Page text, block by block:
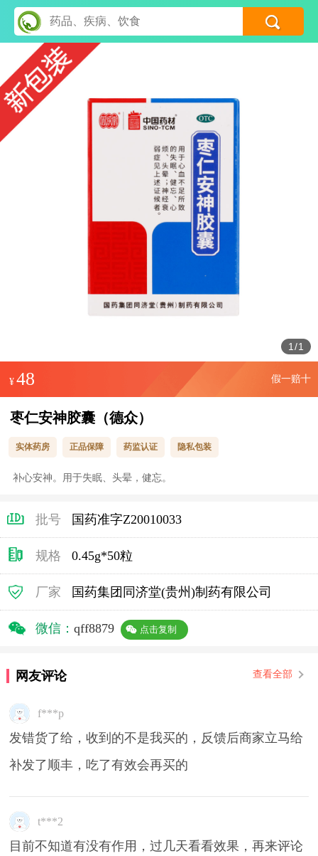
1 /1
¥ 48 假一赔十
枣仁安神胶囊（德众）
实体药房 正品保障 药监认证 隐私包装
补心安神。用于失眠、头晕，健忘。
批号 国药准字Z20010033
规格 0.45g*50粒
厂家 国药集团同济堂(贵州)制药有限公司
微信： qff8879 点击复制
网友评论 查看全部
f***p
发错货了给，收到的不是我买的，反馈后商家立马给
补发了顺丰，吃了有效会再买的
t***2
目前不知道有没有作用，过几天看看效果，再来评论